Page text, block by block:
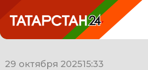
29 октября 202515:33